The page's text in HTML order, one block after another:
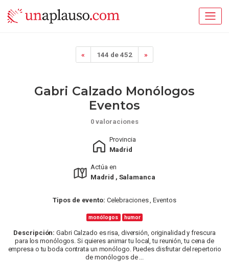
« 144 de 452 »
Gabri Calzado Monólogos
Eventos
0 valoraciones
Provincia
Madrid
Actúa en
Madrid , Salamanca
Tipos de evento: Celebraciones , Eventos
monólogos humor
Descripción: Gabri Calzado es risa, diversión, originalidad y frescura
para los monólogos. Si quieres animar tu local, tu reunión, tu cena de
empresa o tu boda contrata un monólogo. Puedes disfrutar del repertorio
de monólogos de ...